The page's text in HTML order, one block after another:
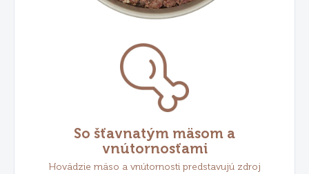
So šťavnatým mäsom a
vnútornosťami
Hovädzie mäso a vnútornosti predstavujú zdroj